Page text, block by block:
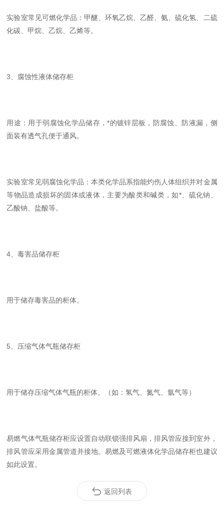
实验室常见可燃化学品：甲醚、环氧乙烷、乙醛、氨、硫化氢、二硫
化碳、甲烷、乙烷、乙烯等。
3、腐蚀性液体储存柜
用途：用于弱腐蚀化学品储存，*的镀锌层板，防腐蚀、防液漏，侧
面装有透气孔便于通风。
实验室常见弱腐蚀化学品：本类化学品系指能灼伤人体组织并对金属
等物品造成损坏的固体或液体，主要为酸类和碱类，如*、硫化钠、
乙酸钠、盐酸等。
4、毒害品储存柜
用于储存毒害品的柜体。
5、压缩气体气瓶储存柜
用于储存压缩气体气瓶的柜体。（如：氢气、氮气、氩气等）
易燃气体气瓶储存柜应设置自动联锁强排风扇，排风管应接到室外，
排风管应采用金属管道并接地。易燃及可燃液体化学品储存柜也建议
如此设置。
返回列表